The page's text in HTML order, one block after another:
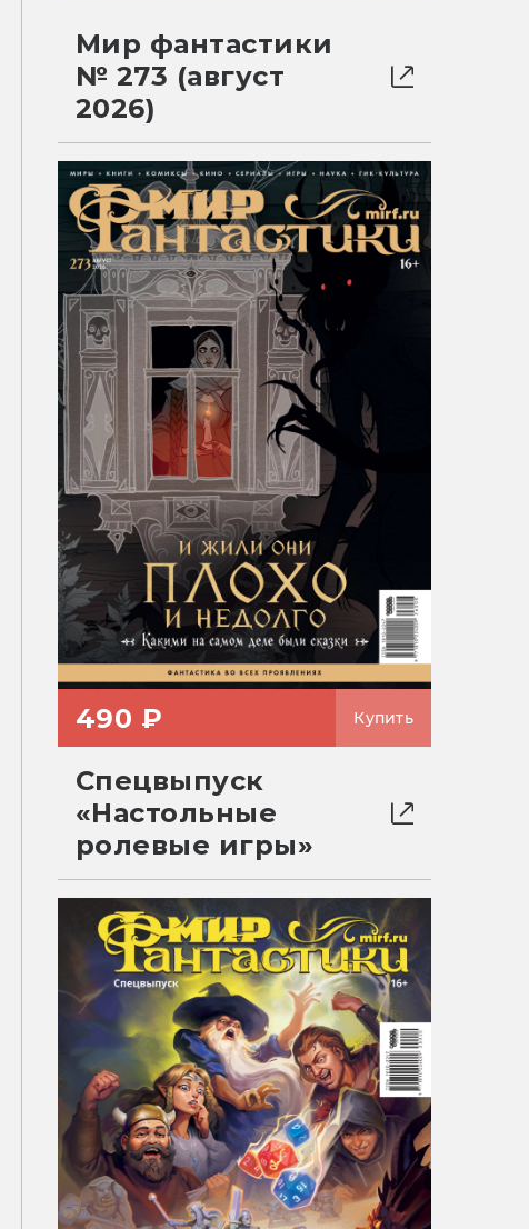
Мир фантастики
№ 273 (август
2026)
490 ₽ Купить
Спецвыпуск
«Настольные
ролевые игры»